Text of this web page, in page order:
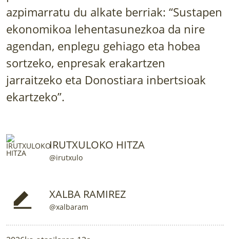
LURRAREN AGENDA
AZOKA
azpimarratu du alkate berriak: “Sustapen
ekonomikoa lehentasunezkoa da nire
agendan, enplegu gehiago eta hobea
sortzeko, enpresak erakartzen
jarraitzeko eta Donostiara inbertsioak
ekartzeko”.
IRUTXULOKO HITZA
@irutxulo
XALBA RAMIREZ
@xalbaram